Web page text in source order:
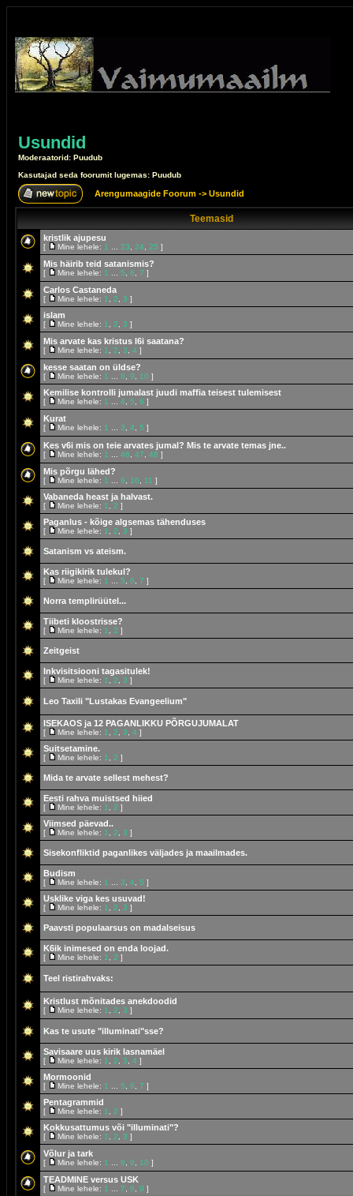
Usundid
Moderaatorid: Puudub
Kasutajad seda foorumit lugemas: Puudub
Arengumaagide Foorum -> Usundid
Teemasid
kristlik ajupesu
[ Mine lehele: 1 23 24 25 ]
Mis häirib teid satanismis?
[ Mine lehele: 1 5 6 7 ]
Carlos Castaneda
[ Mine lehele: 1 2 3 ]
islam
[ Mine lehele: 1 2 3 ]
Mis arvate kas kristus l6i saatana?
[ Mine lehele: 1 2 3 4 ]
kesse saatan on üldse?
[ Mine lehele: 1 8 9 10 ]
Kemilise kontrolli jumalast juudi maffia teisest tulemisest
[ Mine lehele: 1 4 5 6 ]
Kurat
[ Mine lehele: 1 3 4 5 ]
Kes v6i mis on teie arvates jumal? Mis te arvate temas jne..
[ Mine lehele: 1 46 47 48 ]
Mis põrgu lähed?
[ Mine lehele: 1 9 10 11 ]
Vabaneda heast ja halvast.
[ Mine lehele: 1 2 ]
Paganlus - kõige algsemas tähenduses
[ Mine lehele: 1 2 3 ]
Satanism vs ateism.
Kas riigikirik tulekul?
[ Mine lehele: 1 5 6 7 ]
Norra templirüütel...
Tiibeti kloostrisse?
[ Mine lehele: 1 2 ]
Zeitgeist
Inkvisitsiooni tagasitulek!
[ Mine lehele: 1 2 3 ]
Leo Taxili "Lustakas Evangeelium"
ISEKAOS ja 12 PAGANLIKKU PÕRGUJUMALAT
[ Mine lehele: 1 2 3 4 ]
Suitsetamine.
[ Mine lehele: 1 2 ]
Mida te arvate sellest mehest?
Eesti rahva muistsed hiied
[ Mine lehele: 1 2 ]
Viimsed päevad..
[ Mine lehele: 1 2 3 ]
Sisekonfliktid paganlikes väljades ja maailmades.
Budism
[ Mine lehele: 1 3 4 5 ]
Usklike viga kes usuvad!
[ Mine lehele: 1 2 3 ]
Paavsti populaarsus on madalseisus
K6ik inimesed on enda loojad.
[ Mine lehele: 1 2 ]
Teel ristirahvaks:
Kristlust mõnitades anekdoodid
[ Mine lehele: 1 2 3 ]
Kas te usute "illuminati"sse?
Savisaare uus kirik lasnamäel
[ Mine lehele: 1 2 3 4 ]
Mormoonid
[ Mine lehele: 1 5 6 7 ]
Pentagrammid
[ Mine lehele: 1 2 ]
Kokkusattumus või "illuminati"?
[ Mine lehele: 1 2 3 ]
Võlur ja tark
[ Mine lehele: 1 8 9 10 ]
TEADMINE versus USK
[ Mine lehele: 1 7 8 9 ]